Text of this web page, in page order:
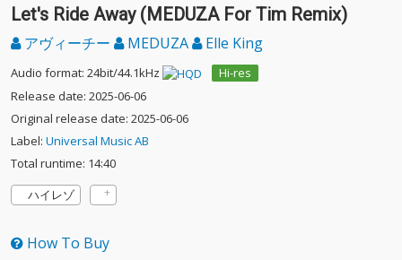
Let's Ride Away (MEDUZA For Tim Remix)
アヴィーチー MEDUZA Elle King
Audio format: 24bit/44.1kHz
Hi-res
Release date: 2025-06-06
Original release date: 2025-06-06
Label: Universal Music AB
Total runtime: 14:40
ハイレゾ
How To Buy